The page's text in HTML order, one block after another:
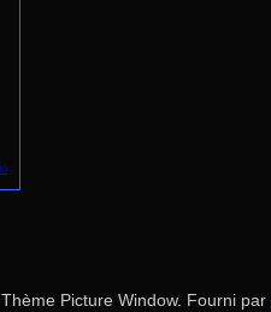
Thème Picture Window. Fourni par